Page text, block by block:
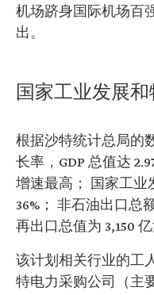
机场跻身国际机场百
出。
国家工业发展
根据沙特统计总局的
长率，GDP 总值达
增速最高； 国家工业
36%； 非石油出口总
再出口总值为 3,150
该计划相关行业的工
特电力采购公司（主